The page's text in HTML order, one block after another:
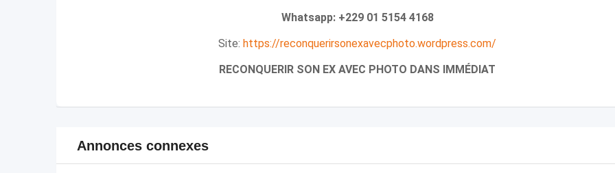
Whatsapp: +229 01 5154 4168
Site: https://reconquerirsonexavecphoto.wordpress.com/
RECONQUERIR SON EX AVEC PHOTO DANS IMMÉDIAT
Annonces connexes